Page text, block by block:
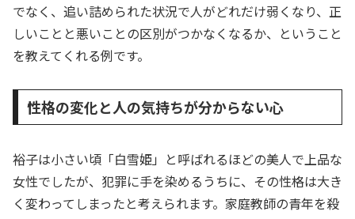
でなく、追い詰められた状況で人がどれだけ弱くなり、正
しいことと悪いことの区別がつかなくなるか、ということ
を教えてくれる例です。
性格の変化と人の気持ちが分からない心
裕子は小さい頃「白雪姫」と呼ばれるほどの美人で上品な
女性でしたが、犯罪に手を染めるうちに、その性格は大き
く変わってしまったと考えられます。家庭教師の青年を殺